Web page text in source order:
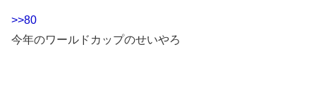
>>80
今年のワールドカップのせいやろ